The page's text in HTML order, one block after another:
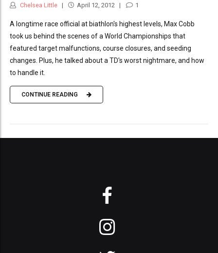
Chelsea Little April 12, 2012 1
A longtime race official at biathlon's highest levels, Max Cobb
took us behind the scenes of a World Championships that
featured target malfunctions, course closures, and seeding
changes. Plus, he talked about a TD's worst nightmare, and how
to handle it.
CONTINUE READING